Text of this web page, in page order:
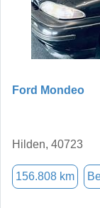
Ford Mondeo
Hilden, 40723
156.808 km